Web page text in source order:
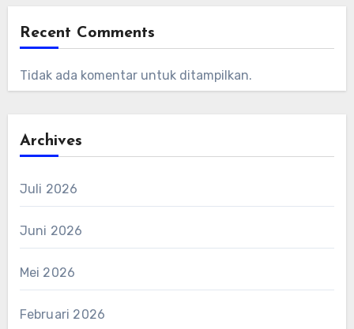
Recent Comments
Tidak ada komentar untuk ditampilkan.
Archives
Juli 2026
Juni 2026
Mei 2026
Februari 2026